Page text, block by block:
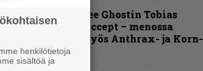
Näin lähtee Ghostin Tobias
Forgelta Accept – menossa
mukana myös Anthrax- ja Korn-
miehistöä
henkilötietoja
sisältöä ja